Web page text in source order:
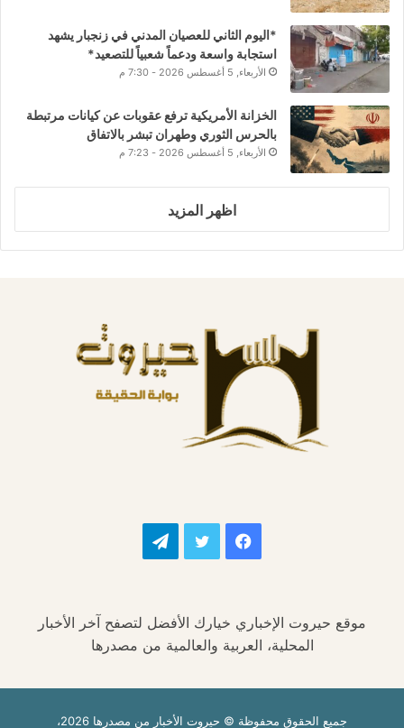
*اليوم الثاني للعصيان المدني في زنجبار يشهد
استجابة واسعة ودعماً شعبياً للتصعيد*
الأربعاء, 5 أغسطس 2026 - 7:30 م
الخزانة الأمريكية ترفع عقوبات عن كيانات مرتبطة
بالحرس الثوري وطهران تبشر بالاتفاق
الأربعاء, 5 أغسطس 2026 - 7:23 م
اظهر المزيد
فيسبوك تويتر تيلقرام
موقع حيروت الإخباري خيارك الأفضل لتصفح آخر الأخبار
المحلية، العربية والعالمية من مصدرها
جميع الحقوق محفوظة © حيروت الأخبار من مصدرها 2026،